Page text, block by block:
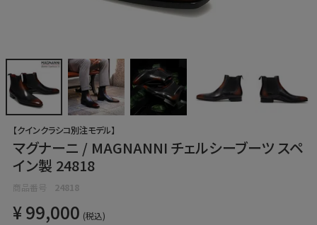
【クインクラシコ別注モデル】
マグナーニ / MAGNANNI チェルシーブーツ スペ
イン製 24818
商品番号 24818
¥99,000 税込